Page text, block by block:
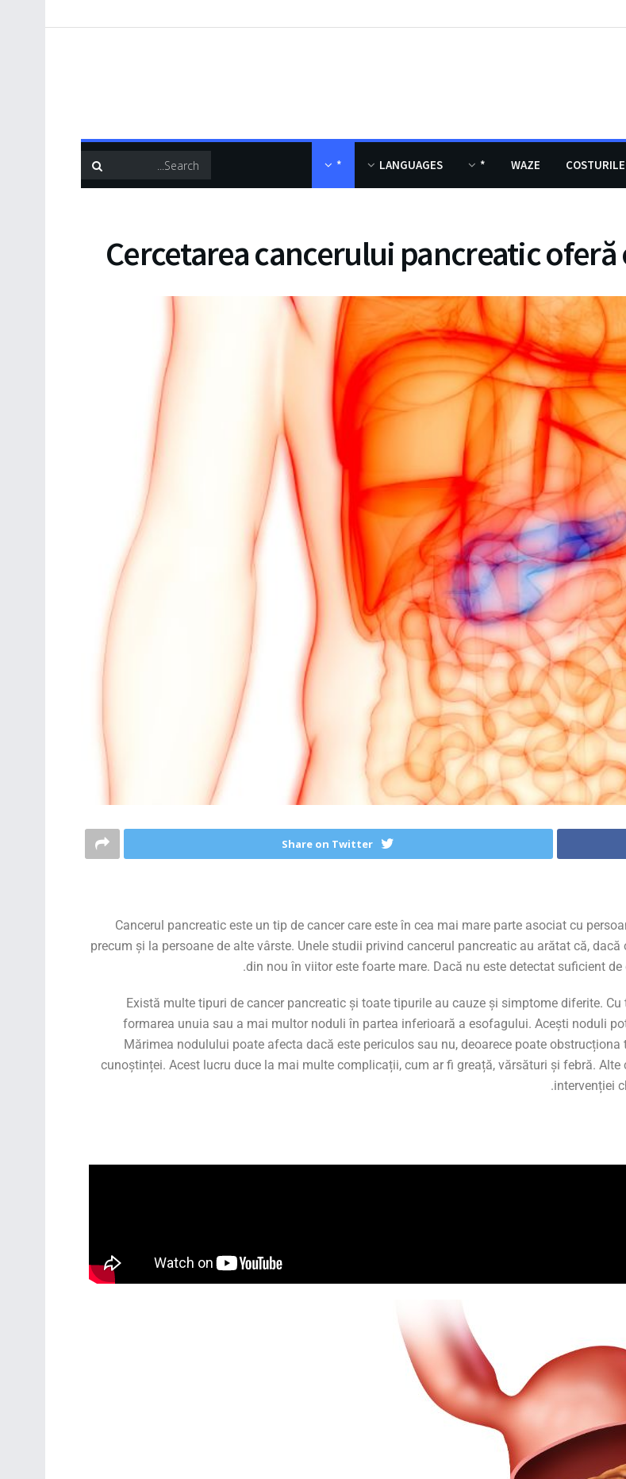
COSTURILE
WAZE
*
LANGUAGES
*
Cercetarea cancerului pancreatic
Share on Twitter
Cancerul pancreatic este un tip de cancer care este în cea mai mare parte asociat cu
precum și la persoane de alte vârste. Unele studii privind cancerul pancreatic au arătat că,
din nou în viitor este foarte mare. Dacă nu este detectat suficient
Există multe tipuri de cancer pancreatic și toate tipurile au cauze și simptome diferite.
formarea unuia sau a mai multor noduli în partea inferioară a esofagului. Acești noduli
Mărimea nodulului poate afecta dacă este periculos sau nu, deoarece poate
cunoștinței. Acest lucru duce la mai multe complicații, cum ar fi greață, vărsături și febră.
intervenției